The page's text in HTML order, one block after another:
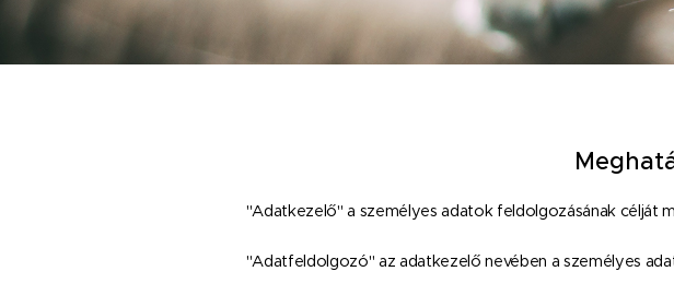
"Adatkezelő" a személyes adatok feldolgozásának célját
"Adatfeldolgozó" az adatkezelő nevében a személyes